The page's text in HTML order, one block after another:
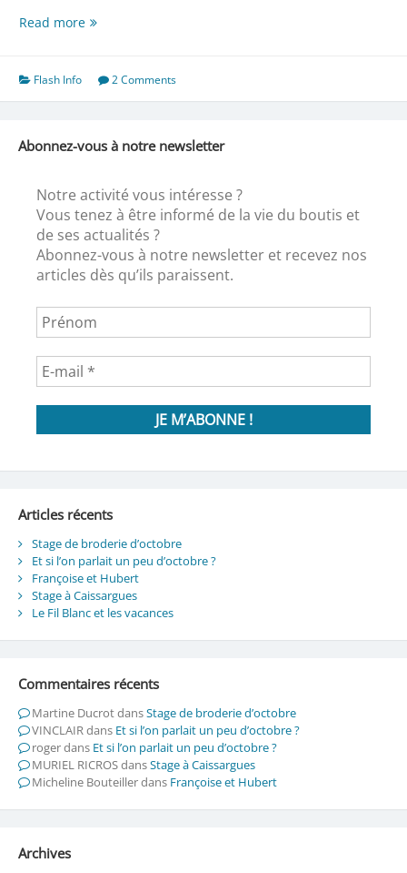
Read moreEncore
vous
Flash Info 2 Comments
Abonnez-vous à notre newsletter
Notre activité vous intéresse ?
Vous tenez à être informé de la vie du boutis et
de ses actualités ?
Abonnez-vous à notre newsletter et recevez nos
articles dès qu’ils paraissent.
Articles récents
Stage de broderie d’octobre
Et si l’on parlait un peu d’octobre ?
Françoise et Hubert
Stage à Caissargues
Le Fil Blanc et les vacances
Commentaires récents
Martine DucrotdansStage de broderie d’octobre
VINCLAIRdans Et si l’on parlait un peu d’octobre ?
rogerdans Et si l’on parlait un peu d’octobre ?
MURIEL RICROSdansStage à Caissargues
Micheline Bouteillerdans Françoise et Hubert
Archives